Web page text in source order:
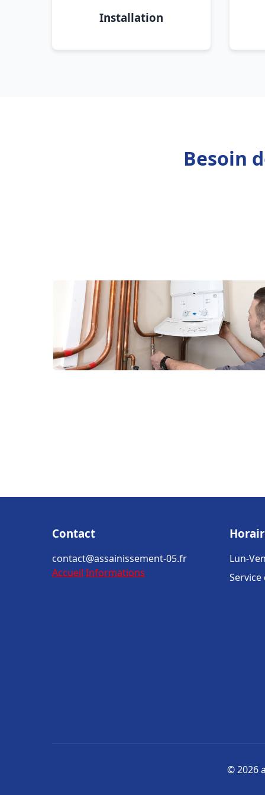
Installation
Besoin
Contact
contact@assainissement-05.fr
Accueil Informations
Lun-
© 2026